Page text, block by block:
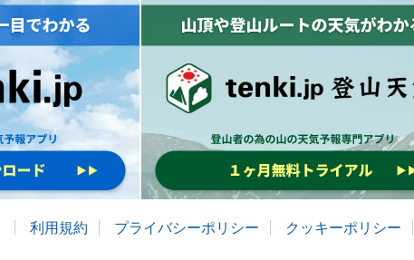
利用規約 プライバシーポリシー クッキーポリシー